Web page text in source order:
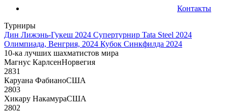
Контакты
Турниры
Дин Лижэнь-Гукеш 2024 Супертурнир Tata Steel 2024
Олимпиада, Венгрия, 2024 Кубок Синкфилда 2024
10-ка лучших шахматистов мира
Магнус КарлсенНорвегия
2831
Каруана ФабианоСША
2803
Хикару НакамураСША
2802